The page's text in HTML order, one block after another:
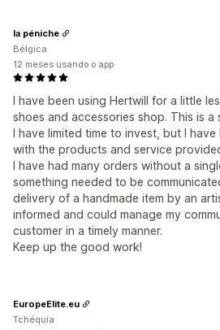
I have been using Hertwill for a little
shoes and accessories shop. This is a
I have limited time to invest, but I
with the products and service
I have had many orders without a
something needed to be
delivery of a handmade item by an
informed and could manage my
customer in a timely manner.
Keep up the good work!
la péniche
Bélgica
12 meses usando o app
EuropeElite.eu
Tchéquia